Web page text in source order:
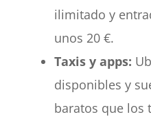
ilimitado y
unos 20 €.
Taxis y apps:
disponibles y
baratos que los